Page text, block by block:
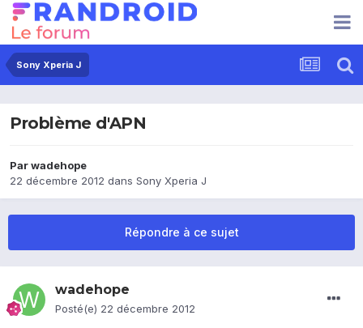
Sony Xperia J
Problème d'APN
Parwadehope
22 décembre 2012 dans Sony Xperia J
Répondre à ce sujet
wadehope
Posté(e) 22 décembre 2012